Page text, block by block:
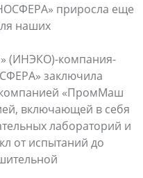
приросла еще
наших
(ИНЭКО)-компания-
заключила
компанией «ПромМаш
включающей в себя
лабораторий и
от испытаний до